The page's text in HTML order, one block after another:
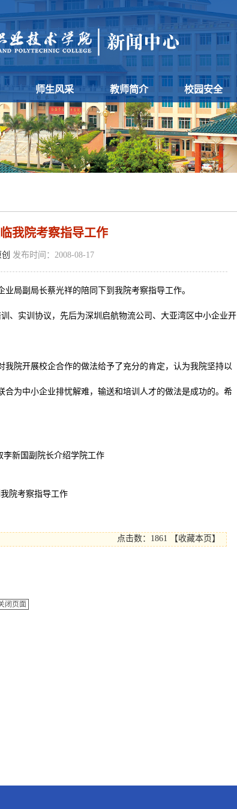
师生风采 教师简介 校园安全
我院考察指导工作
发布时间：2008-08-17
局副局长蔡光祥的陪同下到我院考察指导工作。
实训协议，先后为深圳启航物流公司、大亚湾区中小企业开
院开展校企合作的做法给予了充分的肯定，认为我院坚持以
为中小企业排忧解难，输送和培训人才的做法是成功的。希
新国副院长介绍学院工作
院考察指导工作
点击数： 1861 【收藏本页 】
闭页面